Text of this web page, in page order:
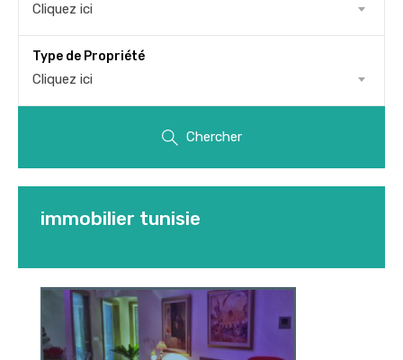
Cliquez ici
Type de Propriété
Cliquez ici
Chercher
immobilier tunisie